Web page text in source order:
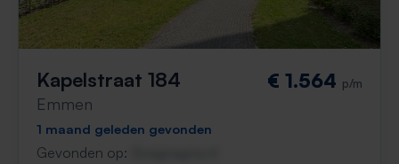
Kapelstraat 184
Emmen
€ 1.564 p/m
1 maand geleden gevonden
Gevonden op: